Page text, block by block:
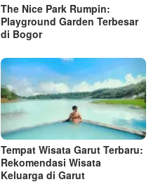
The Nice Park Rumpin:
Playground Garden Terbesar
di Bogor
Tempat Wisata Garut Terbaru:
Rekomendasi Wisata
Keluarga di Garut